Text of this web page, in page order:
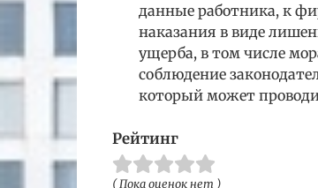
данные работника, к
наказания в виде
ущерба, в том числе
соблюдение
который может
Рейтинг
( Пока оценок нет )